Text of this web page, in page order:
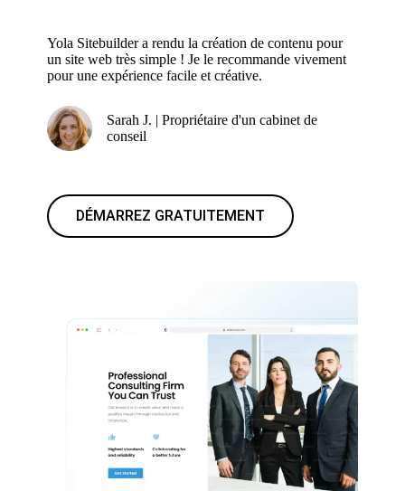
Yola Sitebuilder a rendu la création de contenu pour
un site web très simple ! Je le recommande vivement
pour une expérience facile et créative.
Sarah J. | Propriétaire d'un cabinet de
conseil
DÉMARREZ GRATUITEMENT